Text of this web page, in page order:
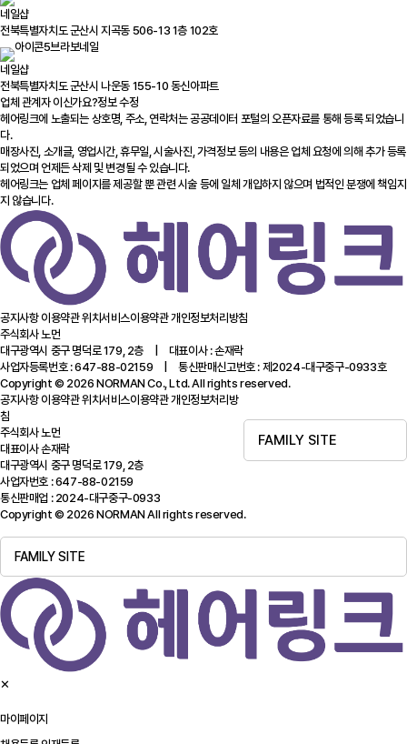
네일샵
전북특별자치도 군산시 지곡동 506-13 1층 102호
브라보네일
네일샵
전북특별자치도 군산시 나운동 155-10 동신아파트
업체 관계자 이신가요?정보 수정
헤어링크에 노출되는 상호명, 주소, 연락처는 공공데이터 포털의 오픈자료를 통해 등록 되었습니
다.
매장사진, 소개글, 영업시간, 휴무일, 시술사진, 가격정보 등의 내용은 업체 요청에 의해 추가 등록
되었으며 언제든 삭제 및 변경될 수 있습니다.
헤어링크는 업체 페이지를 제공할 뿐 관련 시술 등에 일체 개입하지 않으며 법적인 분쟁에 책임지
지 않습니다.
공지사항이용약관위치서비스이용약관개인정보처리방침
주식회사 노먼
대구광역시 중구 명덕로 179, 2층 | 대표이사 : 손재락
사업자등록번호 : 647-88-02159 | 통신판매신고번호 : 제2024-대구중구-0933호
Copyright © 2026 NORMAN Co., Ltd. All rights reserved.
FAMILY SITE
공지사항이용약관위치서비스이용약관개인정보처리방
침
주식회사 노먼
대표이사 손재락
대구광역시 중구 명덕로 179, 2층
사업자번호 : 647-88-02159
통신판매업 : 2024-대구중구-0933
Copyright © 2026 NORMAN All rights reserved.
FAMILY SITE
✕
마이페이지